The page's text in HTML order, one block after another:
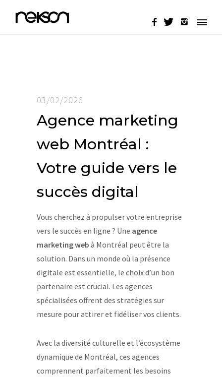
03/02/2026
Agence marketing
web Montréal :
Votre guide vers le
succès digital
Vous cherchez à propulser votre entreprise
vers le succès en ligne ? Une agence
marketing web à Montréal peut être la
solution. Dans un monde où la présence
digitale est essentielle, le choix d’un bon
partenaire est crucial. Les agences
spécialisées offrent des stratégies sur
mesure pour attirer et fidéliser vos clients.
Avec la diversité culturelle et l’écosystème
dynamique de Montréal, ces agences
comprennent parfaitement les besoins